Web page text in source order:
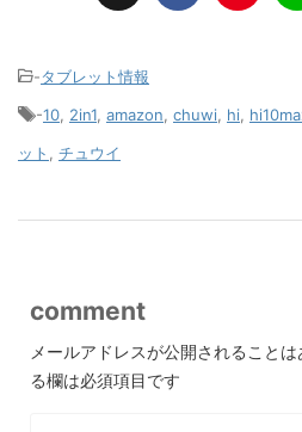
-タブレット情報
-10, 2in1, amazon, chuwi, hi,
ット , チュウイ
comment
メールアドレスが公開されることは
る欄は必須項目です